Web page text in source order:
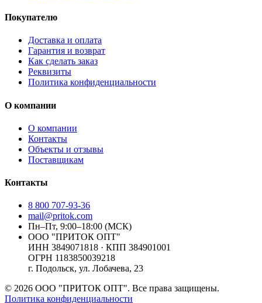
Покупателю
Доставка и оплата
Гарантия и возврат
Как сделать заказ
Реквизиты
Политика конфиденциальности
О компании
О компании
Контакты
Объекты и отзывы
Поставщикам
Контакты
8 800 707-93-36
mail@pritok.com
Пн–Пт, 9:00–18:00 (МСК)
ООО "ПРИТОК ОПТ"
ИНН 3849071818 · КПП 384901001
ОГРН 1183850039218
г. Подольск, ул. Лобачева, 23
© 2026 ООО "ПРИТОК ОПТ". Все права защищены.
Политика конфиденциальности